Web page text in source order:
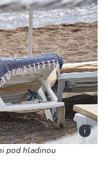
i
pod hladinou